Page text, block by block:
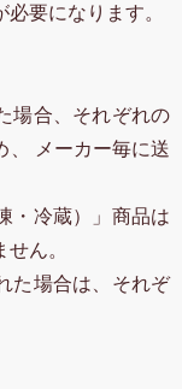
要になります。
場合、それぞれの
、 メーカー毎に送
・冷蔵）」商品は
ん。
た場合は、それぞ